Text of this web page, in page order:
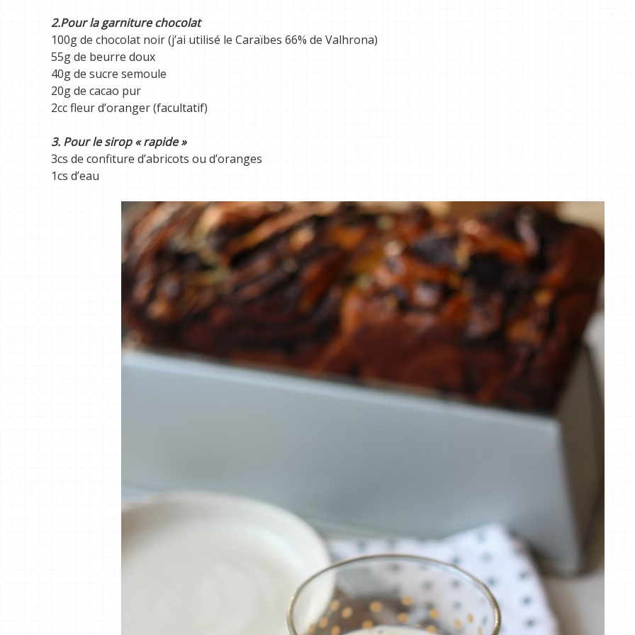
2.Pour la garniture chocolat
100g de chocolat noir (j’ai utilisé le Caraïbes 66% de Valhrona)
55g de beurre doux
40g de sucre semoule
20g de cacao pur
2cc fleur d’oranger (facultatif)
3. Pour le sirop « rapide »
3cs de confiture d’abricots ou d’oranges
1cs d’eau